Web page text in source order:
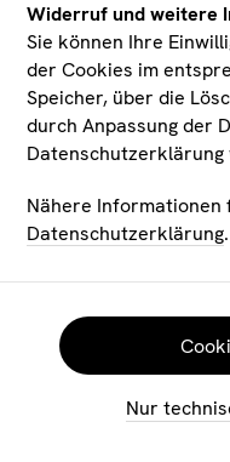
Zu den Tiroler
Zum Verein
Ferdinandeum
FACEBOOK
Widerruf und weitere
Sie können Ihre
der Cookies im
Speicher, über die
durch Anpassung der
Nähere Informationen
Datenschutzerklärung.
Nur